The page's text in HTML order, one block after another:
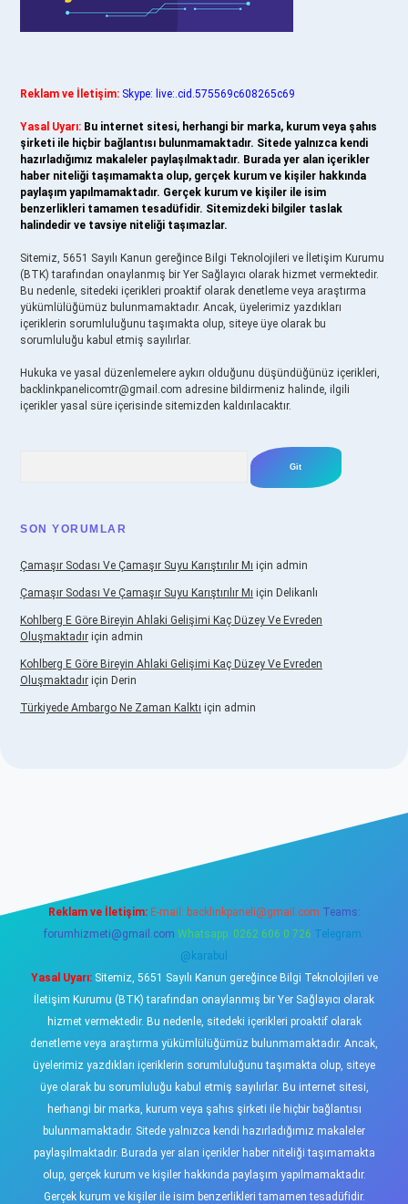
Reklam ve İletişim: Skype: live:.cid.575569c608265c69
Yasal Uyarı: Bu internet sitesi, herhangi bir marka, kurum veya şahıs
şirketi ile hiçbir bağlantısı bulunmamaktadır. Sitede yalnızca kendi
hazırladığımız makaleler paylaşılmaktadır. Burada yer alan içerikler
haber niteliği taşımamakta olup, gerçek kurum ve kişiler hakkında
paylaşım yapılmamaktadır. Gerçek kurum ve kişiler ile isim
benzerlikleri tamamen tesadüfidir. Sitemizdeki bilgiler taslak
halindedir ve tavsiye niteliği taşımazlar.
Sitemiz, 5651 Sayılı Kanun gereğince Bilgi Teknolojileri ve İletişim Kurumu
(BTK) tarafından onaylanmış bir Yer Sağlayıcı olarak hizmet vermektedir.
Bu nedenle, sitedeki içerikleri proaktif olarak denetleme veya araştırma
yükümlülüğümüz bulunmamaktadır. Ancak, üyelerimiz yazdıkları
içeriklerin sorumluluğunu taşımakta olup, siteye üye olarak bu
sorumluluğu kabul etmiş sayılırlar.
Hukuka ve yasal düzenlemelere aykırı olduğunu düşündüğünüz içerikleri,
backlinkpanelicomtr@gmail.com adresine bildirmeniz halinde, ilgili
içerikler yasal süre içerisinde sitemizden kaldırılacaktır.
SON YORUMLAR
Çamaşır Sodası Ve Çamaşır Suyu Karıştırılır Mı için admin
Çamaşır Sodası Ve Çamaşır Suyu Karıştırılır Mı için Delikanlı
Kohlberg E Göre Bireyin Ahlaki Gelişimi Kaç Düzey Ve Evreden
Oluşmaktadır için admin
Kohlberg E Göre Bireyin Ahlaki Gelişimi Kaç Düzey Ve Evreden
Oluşmaktadır için Derin
Türkiyede Ambargo Ne Zaman Kalktı için admin
Reklam ve İletişim: E-mail: backlinkpaneli@gmail.com Teams:
forumhizmeti@gmail.com Whatsapp: 0262 606 0 726 Telegram:
@karabul
Yasal Uyarı:Sitemiz, 5651 Sayılı Kanun gereğince Bilgi Teknolojileri ve
İletişim Kurumu (BTK) tarafından onaylanmış bir Yer Sağlayıcı olarak
hizmet vermektedir. Bu nedenle, sitedeki içerikleri proaktif olarak
denetleme veya araştırma yükümlülüğümüz bulunmamaktadır. Ancak,
üyelerimiz yazdıkları içeriklerin sorumluluğunu taşımakta olup, siteye
üye olarak bu sorumluluğu kabul etmiş sayılırlar. Bu internet sitesi,
herhangi bir marka, kurum veya şahıs şirketi ile hiçbir bağlantısı
bulunmamaktadır. Sitede yalnızca kendi hazırladığımız makaleler
paylaşılmaktadır. Burada yer alan içerikler haber niteliği taşımamakta
olup, gerçek kurum ve kişiler hakkında paylaşım yapılmamaktadır.
Gerçek kurum ve kişiler ile isim benzerlikleri tamamen tesadüfidir.